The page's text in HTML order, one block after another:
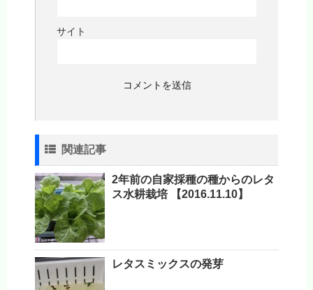
サイト
関連記事
2年前の自家採種の種からのレタ
ス水耕栽培 【2016.11.10】
レタスミックスの発芽